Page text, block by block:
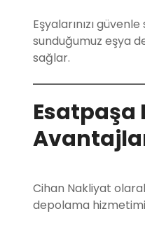
Eşyalarınızı
sunduğumuz eşya
sağlar.
Esatpaşa
Cihan Nakliyat
depolama